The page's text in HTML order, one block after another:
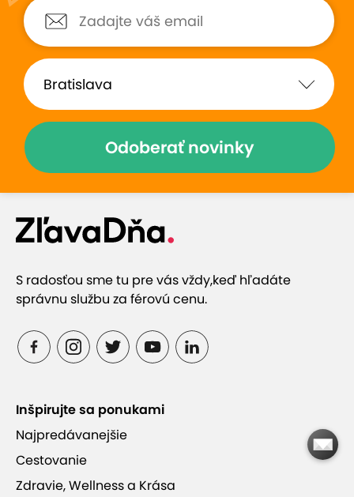
Všetko bolo super,určite si
zopakujeme a vyskúšame aj iné
zbrane
prijemny personal,
vyber zbrani a teda
zabavit
Zobraziť hodnotenia (19)
Prečo si vybrať túto ponuku
Skúsení inštruktori vás naučia správne a
bezpečne manipulovať so zbraňami
Balíčky sú vhodné pre začiatočníkov aj
Strieľate z revolverov, pištolí a samopalov
podľa zvoleného balíčka
Odoberať novinky
S radosťou sme tu pre vás vždy,keď hľadáte
správnu službu za férovú cenu.
Inšpirujte sa ponukami
Najpredávanejšie
Cestovanie
Zdravie, Wellness a Krása